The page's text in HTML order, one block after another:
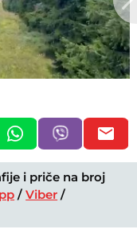
i priče na broj
/Viber /